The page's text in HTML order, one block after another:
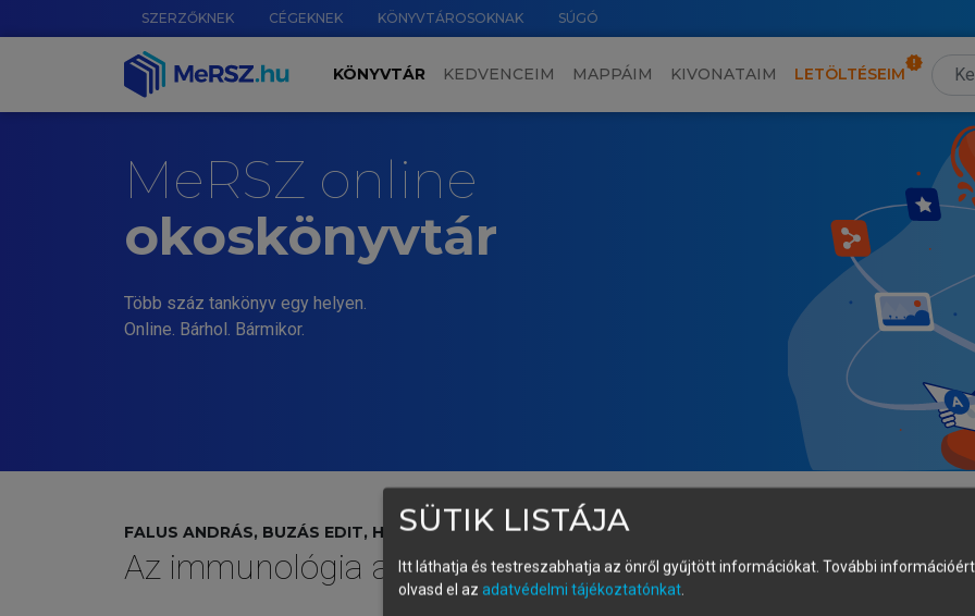
SZERZŐKNEK CÉGEKNEK KÖNYVTÁROSOKNAK SÚGÓ
KÖNYVTÁR KEDVENCEIM MAPPÁIM KIVONATAIM LETÖLTÉSEIM
MeRSZ online
okoskönyvtár
Több száz tankönyv egy helyen.
Online. Bárhol. Bármikor.
FALUS ANDRÁS, BUZÁS EDIT, HOLUB MARIANNA CSILLA, RAJNAVÖLGYI ÉVA (SZERK.)
Az immunológia alapjai
SÜTIK LISTÁJA
Itt láthatja és testreszabhatja az önről gyűjtött információkat. További
olvasd el az adatvédelmi tájékoztatónkat.